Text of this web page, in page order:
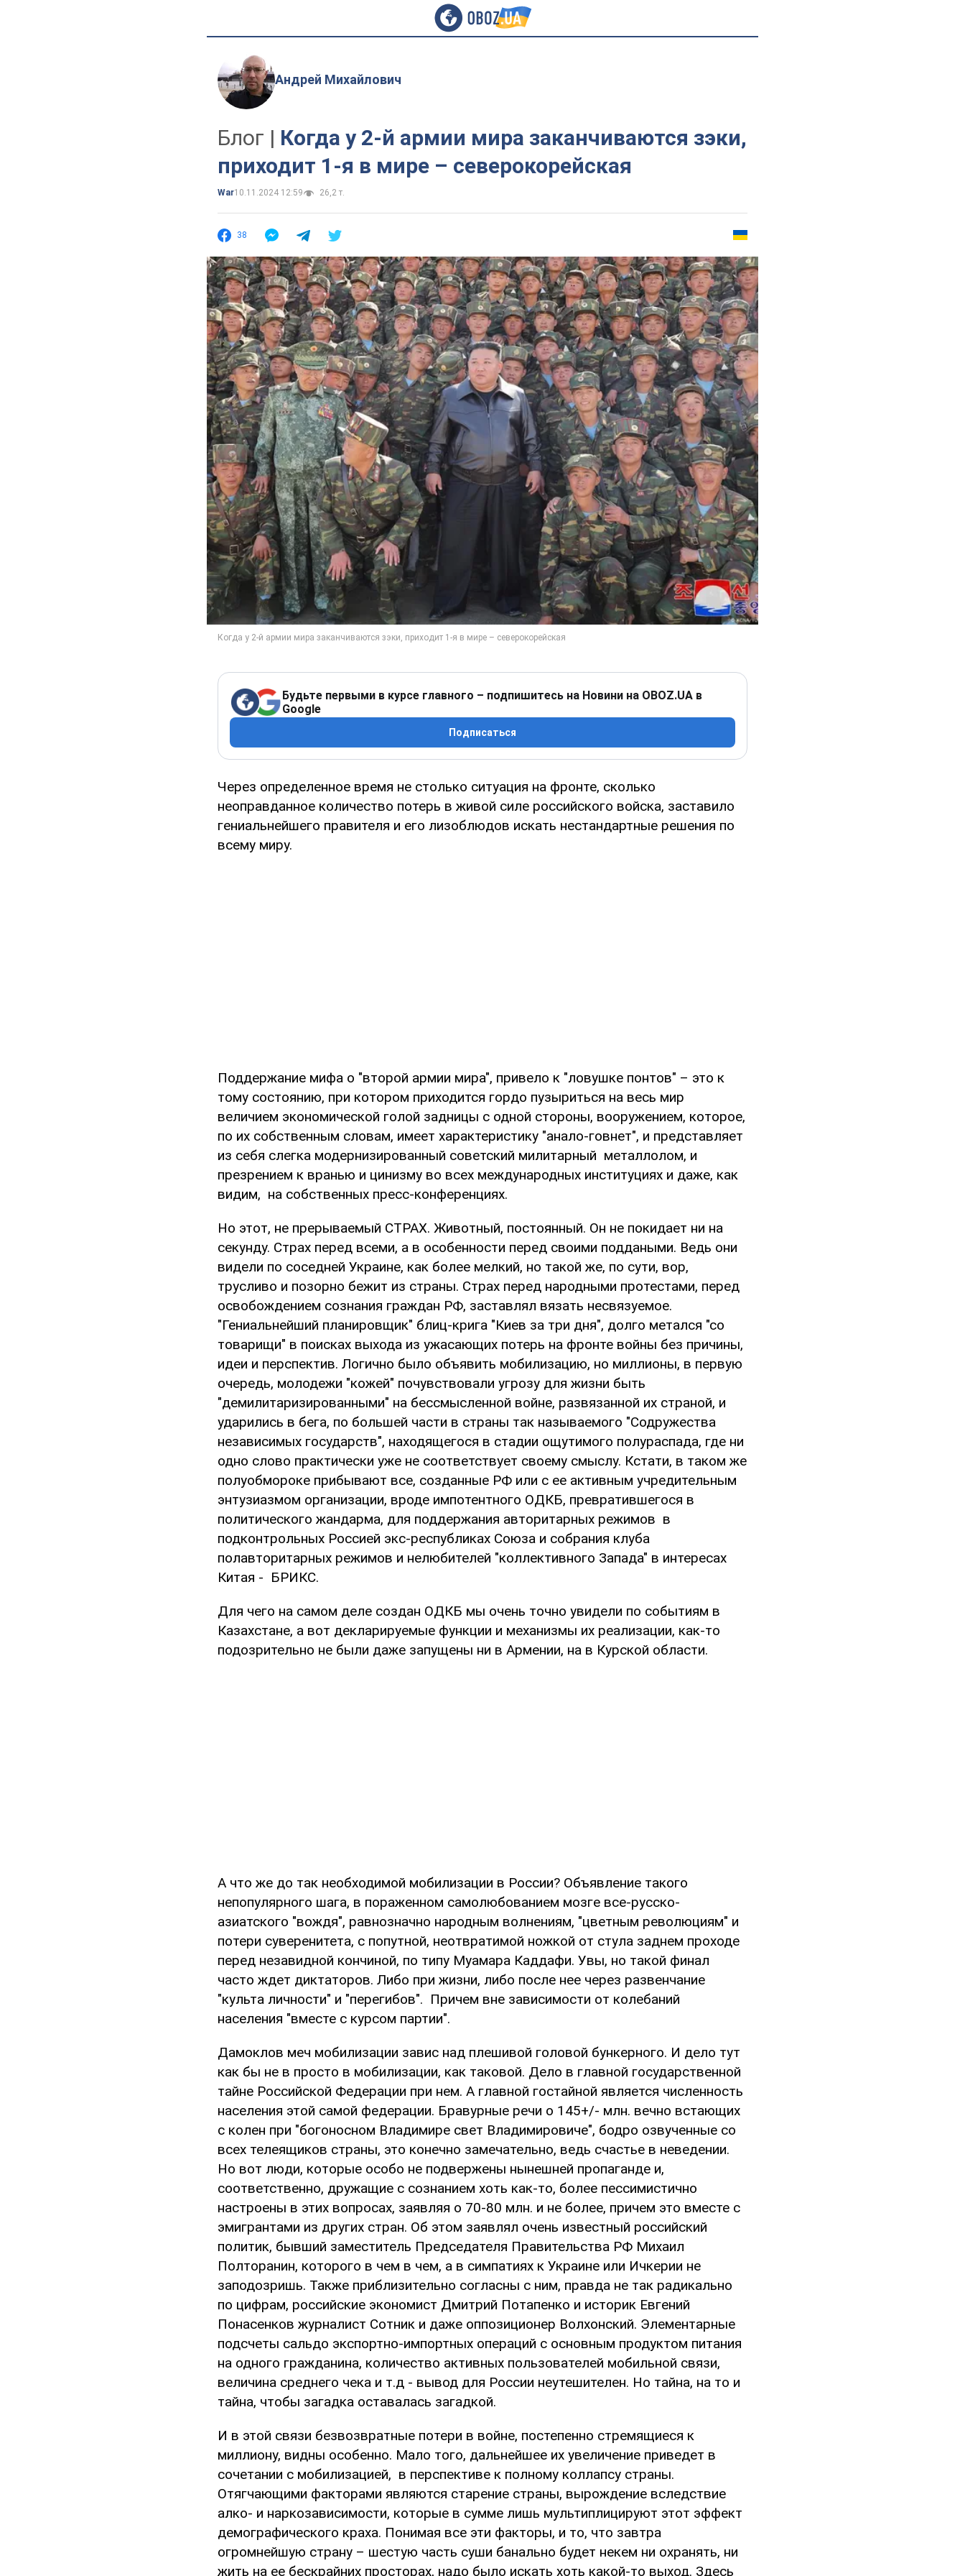
Андрей Михайлович
Блог | Когда у 2-й армии мира заканчиваются зэки,
приходит 1-я в мире – северокорейская
War10.11.2024 12:59 26,2 т.
38
Будьте первыми в курсе главного – подпишитесь на Новини на OBOZ.UA в
Google
Подписаться
Через определенное время не столько ситуация на фронте, сколько
неоправданное количество потерь в живой силе российского войска, заставило
гениальнейшего правителя и его лизоблюдов искать нестандартные решения по
всему миру.
Поддержание мифа о "второй армии мира", привело к "ловушке понтов" – это к
тому состоянию, при котором приходится гордо пузыриться на весь мир
величием экономической голой задницы с одной стороны, вооружением, которое,
по их собственным словам, имеет характеристику "анало-говнет", и представляет
из себя слегка модернизированный советский милитарный металлолом, и
презрением к вранью и цинизму во всех международных институциях и даже, как
видим, на собственных пресс-конференциях.
Но этот, не прерываемый СТРАХ. Животный, постоянный. Он не покидает ни на
секунду. Страх перед всеми, а в особенности перед своими поддаными. Ведь они
видели по соседней Украине, как более мелкий, но такой же, по сути, вор,
трусливо и позорно бежит из страны. Страх перед народными протестами, перед
освобождением сознания граждан РФ, заставлял вязать несвязуемое.
"Гениальнейший планировщик" блиц-крига "Киев за три дня", долго метался "со
товарищи" в поисках выхода из ужасающих потерь на фронте войны без причины,
идеи и перспектив. Логично было объявить мобилизацию, но миллионы, в первую
очередь, молодежи "кожей" почувствовали угрозу для жизни быть
"демилитаризированными" на бессмысленной войне, развязанной их страной, и
ударились в бега, по большей части в страны так называемого "Содружества
независимых государств", находящегося в стадии ощутимого полураспада, где ни
одно слово практически уже не соответствует своему смыслу. Кстати, в таком же
полуобмороке прибывают все, созданные РФ или с ее активным учредительным
энтузиазмом организации, вроде импотентного ОДКБ, превратившегося в
политического жандарма, для поддержания авторитарных режимов в
подконтрольных Россией экс-республиках Союза и собрания клуба
полавторитарных режимов и нелюбителей "коллективного Запада" в интересах
Китая - БРИКС.
Для чего на самом деле создан ОДКБ мы очень точно увидели по событиям в
Казахстане, а вот декларируемые функции и механизмы их реализации, как-то
подозрительно не были даже запущены ни в Армении, на в Курской области.
А что же до так необходимой мобилизации в России? Объявление такого
непопулярного шага, в пораженном самолюбованием мозге все-русско-
азиатского "вождя", равнозначно народным волнениям, "цветным революциям" и
потери суверенитета, с попутной, неотвратимой ножкой от стула заднем проходе
перед незавидной кончиной, по типу Муамара Каддафи. Увы, но такой финал
часто ждет диктаторов. Либо при жизни, либо после нее через развенчание
"культа личности" и "перегибов". Причем вне зависимости от колебаний
населения "вместе с курсом партии".
Дамоклов меч мобилизации завис над плешивой головой бункерного. И дело тут
как бы не в просто в мобилизации, как таковой. Дело в главной государственной
тайне Российской Федерации при нем. А главной гостайной является численность
населения этой самой федерации. Бравурные речи о 145+/- млн. вечно встающих
с колен при "богоносном Владимире свет Владимировиче", бодро озвученные со
всех телеящиков страны, это конечно замечательно, ведь счастье в неведении.
Но вот люди, которые особо не подвержены нынешней пропаганде и,
соответственно, дружащие с сознанием хоть как-то, более пессимистично
настроены в этих вопросах, заявляя о 70-80 млн. и не более, причем это вместе с
эмигрантами из других стран. Об этом заявлял очень известный российский
политик, бывший заместитель Председателя Правительства РФ Михаил
Полторанин, которого в чем в чем, а в симпатиях к Украине или Ичкерии не
заподозришь. Также приблизительно согласны с ним, правда не так радикально
по цифрам, российские экономист Дмитрий Потапенко и историк Евгений
Понасенков журналист Сотник и даже оппозиционер Волхонский. Элементарные
подсчеты сальдо экспортно-импортных операций с основным продуктом питания
на одного гражданина, количество активных пользователей мобильной связи,
величина среднего чека и т.д - вывод для России неутешителен. Но тайна, на то и
тайна, чтобы загадка оставалась загадкой.
И в этой связи безвозвратные потери в войне, постепенно стремящиеся к
миллиону, видны особенно. Мало того, дальнейшее их увеличение приведет в
сочетании с мобилизацией, в перспективе к полному коллапсу страны.
Отягчающими факторами являются старение страны, вырождение вследствие
алко- и наркозависимости, которые в сумме лишь мультиплицируют этот эффект
демографического краха. Понимая все эти факторы, и то, что завтра
огромнейшую страну – шестую часть суши банально будет некем ни охранять, ни
жить на ее бескрайних просторах, надо было искать хоть какой-то выход. Здесь